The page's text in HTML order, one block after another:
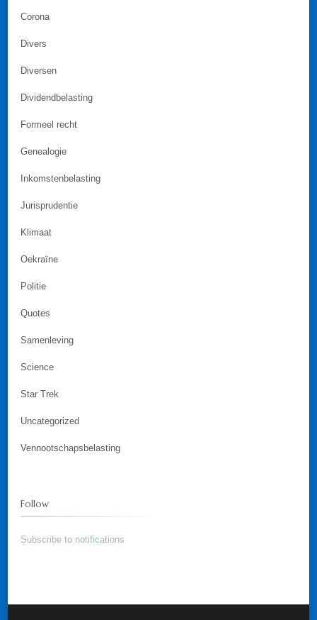
Corona
Divers
Diversen
Dividendbelasting
Formeel recht
Genealogie
Inkomstenbelasting
Jurisprudentie
Klimaat
Oekraïne
Politie
Quotes
Samenleving
Science
Star Trek
Uncategorized
Vennootschapsbelasting
Follow
Subscribe to notifications